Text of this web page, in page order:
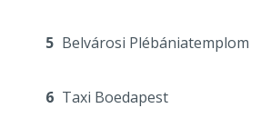
5 Belvárosi Plébániatemplom
6 Taxi Boedapest